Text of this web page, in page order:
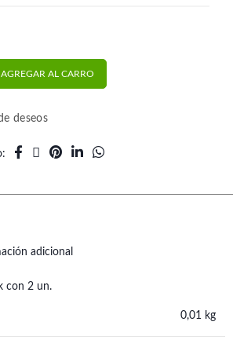
Eléctrico Sensible (2 un.) | Oral-B cantidad
AGREGAR AL CARRO
deseos
adicional
con 2 un.
0,01 kg